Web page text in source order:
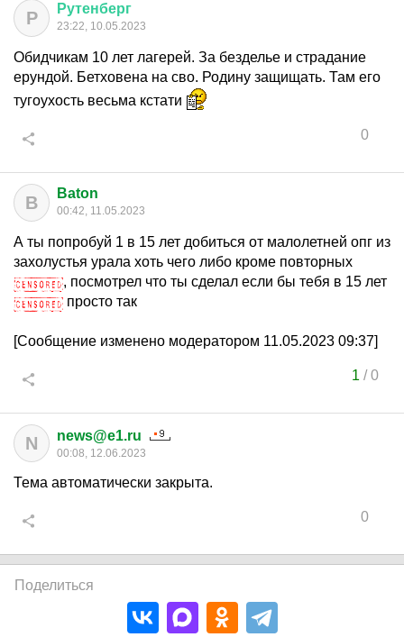
Р Рутенберг
23:22, 10.05.2023
Обидчикам 10 лет лагерей. За безделье и страдание
ерундой. Бетховена на сво. Родину защищать. Там его
тугоухость весьма кстати
0
B Baton
00:42, 11.05.2023
А ты попробуй 1 в 15 лет добиться от малолетней опг из
захолустья урала хоть чего либо кроме повторных
, посмотрел что ты сделал если бы тебя в 15 лет
просто так
[Сообщение изменено модератором 11.05.2023 09:37]
1 /0
N news@e1.ru
00:08, 12.06.2023
Тема автоматически закрыта.
0
Поделиться